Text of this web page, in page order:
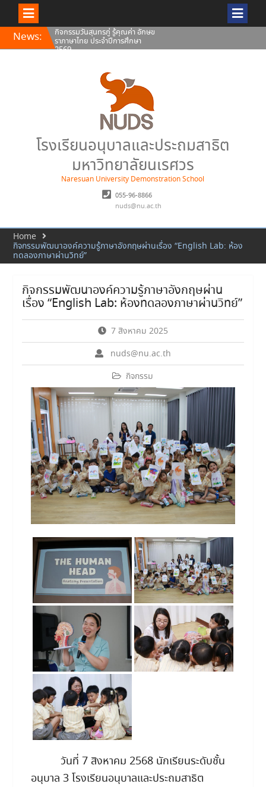
Skip
content
News:
กิจกรรมวันสุนทรภู่ รู้คุณค่า อักษข
ราภาษาไทย ประจำปีการศึกษา
2569
สินทรมหาวชิราลงกรณ พระวชิร
ทรงพระเจริญ เนื่องในโอกาสวัน
เฉลิมพระชนมพรรษา 28 กรกฎาคม
2569 พระบาทสมเด็จพระเจ้าอยู่หัว
โรงเรียนอนุบาลและประถมสาธิต
มหาวิทยาลัยนเรศวร
Naresuan University Demonstration School
055-96-8866
nuds@nu.ac.th
Home
กิจกรรมพัฒนาองค์ความรู้ภาษาอังกฤษผ่านเรื่อง “English Lab: ห้อง
ทดลองภาษาผ่านวิทย์”
กิจกรรมพัฒนาองค์ความรู้ภาษาอังกฤษผ่าน
เรื่อง “English Lab: ห้องทดลองภาษาผ่านวิทย์”
7 สิงหาคม 2025
nuds@nu.ac.th
กิจกรรม
วันที่ 7 สิงหาคม 2568 นักเรียนระดับชั้น
อนุบาล 3 โรงเรียนอนุบาลและประถมสาธิต